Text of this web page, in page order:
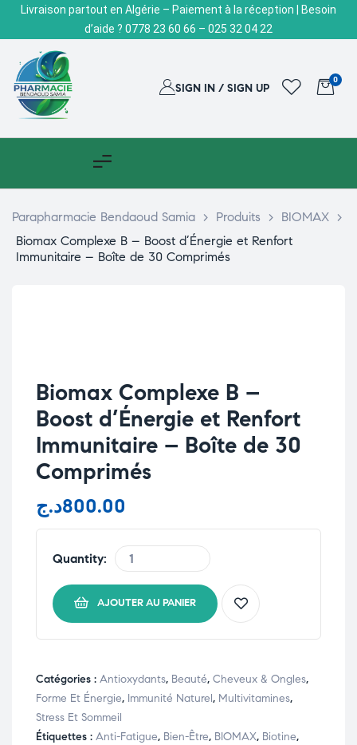
Livraison partout en Algérie – Paiement à la réception | Besoin
d’aide ? 0778 23 60 66 – 025 32 04 22
SIGN IN / SIGN UP
0
Parapharmacie Bendaoud Samia > Produits > BIOMAX >
Biomax Complexe B – Boost d’Énergie et Renfort
Immunitaire – Boîte de 30 Comprimés
Biomax Complexe B –
Boost d’Énergie et Renfort
Immunitaire – Boîte de 30
Comprimés
800.00د.ج
Quantity:
AJOUTER AU PANIER
Catégories : Antioxydants, Beauté, Cheveux & Ongles,
Forme Et Énergie, Immunité Naturel, Multivitamines,
Stress Et Sommeil
Étiquettes : Anti-Fatigue, Bien-Être, BIOMAX, Biotine,